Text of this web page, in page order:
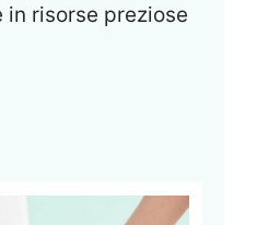
risorse preziose